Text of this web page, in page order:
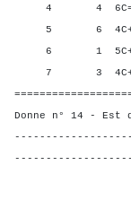
4 4
5 6
6 1
7 3
Donne n° 14 - Est
-------------------
Nord